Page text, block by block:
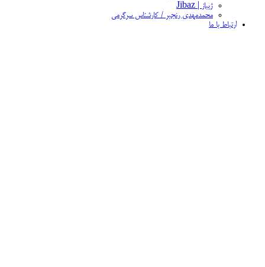
ژیباز | Jibaz
محمدمهدی رنجبر / کارشناس سرگرمی
ارتباط با ما